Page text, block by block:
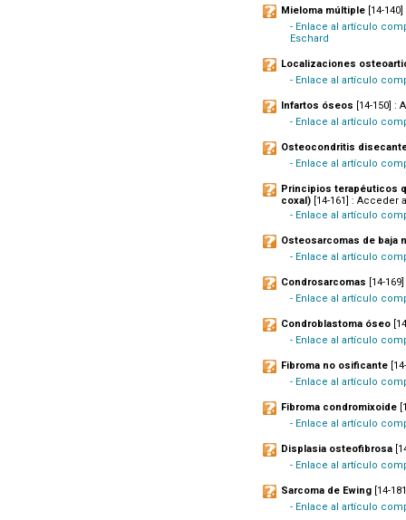
Mieloma múltiple [14-
- Enlace al artículo
Eschard
Localizaciones
- Enlace al artículo
Infartos óseos [14-150] :
- Enlace al artículo
Osteocondritis
- Enlace al artículo
Principios terapéuticos
coxal) [14-161] : Acceder
- Enlace al artículo
Osteosarcomas de baja
- Enlace al artículo
Condrosarcomas [14-
- Enlace al artículo
Condroblastoma óseo
- Enlace al artículo
Fibroma no osificante
- Enlace al artículo
Fibroma condromixoide
- Enlace al artículo
Displasia osteofibrosa
- Enlace al artículo
Sarcoma de Ewing [14-
- Enlace al artículo